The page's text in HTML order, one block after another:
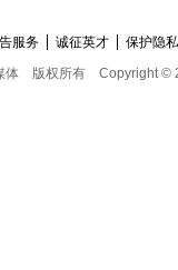
服务 诚征英才
保护隐
体
版权所有 Copyright ©